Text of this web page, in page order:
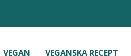
VEGAN VEGANSKA RECEPT